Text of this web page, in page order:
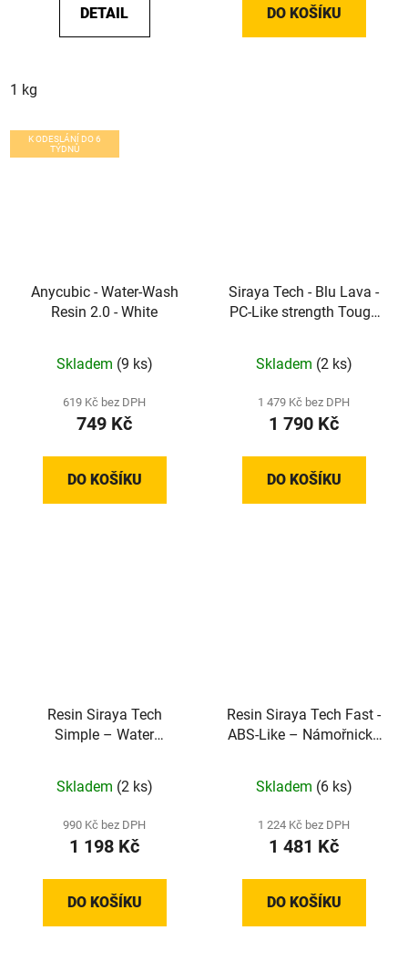
DETAIL
1 kg
DO KOŠÍKU
K ODESLÁNÍ DO 6
TÝDNŮ
Anycubic - Water-Wash
Resin 2.0 - White
Skladem (9 ks)
619 Kč bez DPH
749 Kč
DO KOŠÍKU
Siraya Tech - Blu Lava -
PC-Like strength Tough
Skladem (2 ks)
1 479 Kč bez DPH
1 790 Kč
DO KOŠÍKU
Resin Siraya Tech
Simple – Water
Skladem (2 ks)
990 Kč bez DPH
1 198 Kč
DO KOŠÍKU
Resin Siraya Tech Fast -
ABS-Like – Námořnická
Skladem (6 ks)
1 224 Kč bez DPH
1 481 Kč
DO KOŠÍKU